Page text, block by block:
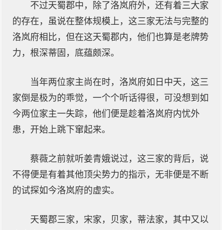
不过天蜀郡中，除了洛岚府外，还有着三大家
的存在，虽说在整体规模上，这三家无法与完整的
洛岚府相比，但在这天蜀郡内，他们也算是老牌势
力，根深蒂固，底蕴颇深。
当年两位家主尚在时，洛岚府如日中天，这三
家倒是极为的乖觉，一个个听话得很，可没想到如
今两位家主一失踪，他们便是趁着洛岚府内忧外
患，开始上跳下窜起来。
蔡薇之前就听姜青娥说过，这三家的背后，说
不得便是有着其他顶尖势力的指示，无非便是不断
的试探如今洛岚府的虚实。
天蜀郡三家，宋家，贝家，蒂法家，其中又以